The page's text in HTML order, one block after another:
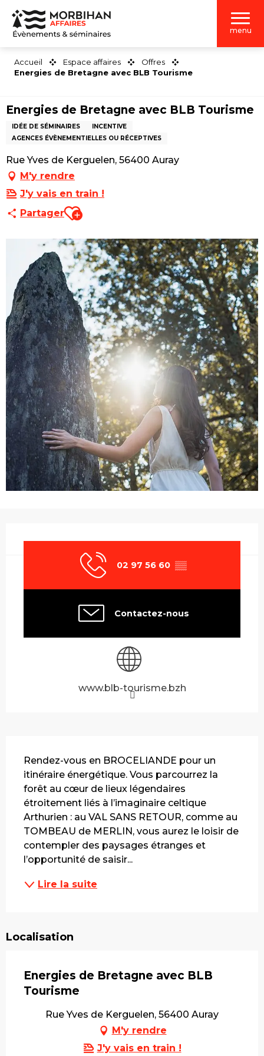
Aller
contenu
menu
Accueil Espace affaires
Offres
Energies de Bretagne avec BLB Tourisme
Energies de Bretagne avec BLB Tourisme
IDÉE DE SÉMINAIRES
INCENTIVE
AGENCES ÉVÈNEMENTIELLES OU RÉCEPTIVES
Rue Yves de Kerguelen, 56400 Auray
M'y rendre
J'y vais en train !
PartagerAjouter aux favoris
02 97 56 60 ▒▒
Contactez-nous
www.blb-tourisme.bzh
Rendez-vous en BROCELIANDE pour un
itinéraire énergétique. Vous parcourrez la
forêt au cœur de lieux légendaires
étroitement liés à l’imaginaire celtique
Arthurien : au VAL SANS RETOUR, comme au
TOMBEAU de MERLIN, vous aurez le loisir de
contempler des paysages étranges et
l’opportunité de saisir...
Lire la suite
Localisation
Energies de Bretagne avec BLB
Tourisme
Rue Yves de Kerguelen, 56400 Auray
M'y rendre
J'y vais en train !